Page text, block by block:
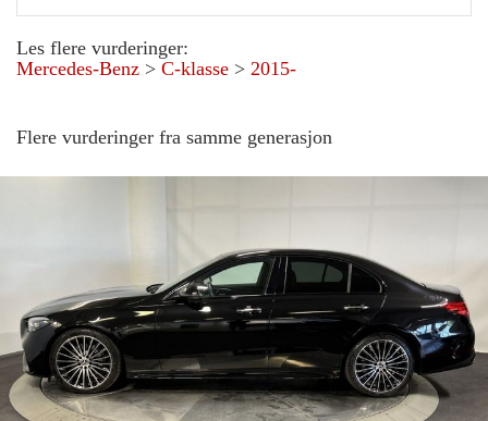
Les flere vurderinger:
Mercedes-Benz > C-klasse > 2015-
Flere vurderinger fra samme generasjon